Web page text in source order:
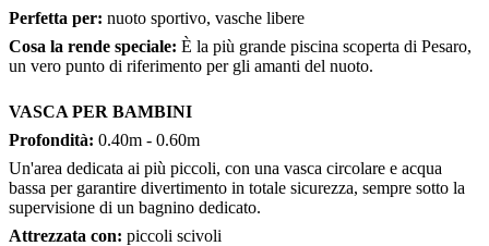
Perfetta per: nuoto sportivo, vasche libere
Cosa la rende speciale: È la più grande piscina scoperta di Pesaro,
un vero punto di riferimento per gli amanti del nuoto.
VASCA PER BAMBINI
Profondità: 0.40m - 0.60m
Un'area dedicata ai più piccoli, con una vasca circolare e acqua
bassa per garantire divertimento in totale sicurezza, sempre sotto la
supervisione di un bagnino dedicato.
Attrezzata con: piccoli scivoli